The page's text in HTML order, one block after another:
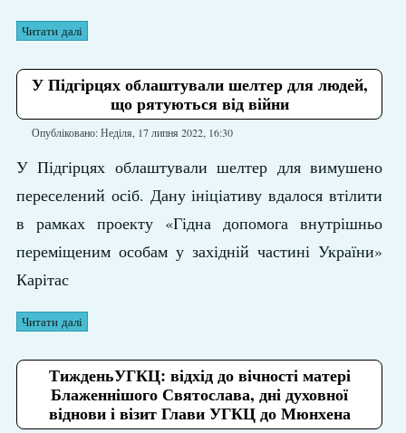
Читати далі
У Підгірцях облаштували шелтер для людей,
що рятуються від війни
Опубліковано: Неділя, 17 липня 2022, 16:30
У Підгірцях облаштували шелтер для вимушено
переселений осіб. Дану ініціативу вдалося втілити
в рамках проекту «Гідна допомога внутрішньо
переміщеним особам у західній частині України»
Карітас
Читати далі
ТижденьУГКЦ: відхід до вічності матері
Блаженнішого Святослава, дні духовної
віднови і візит Глави УГКЦ до Мюнхена